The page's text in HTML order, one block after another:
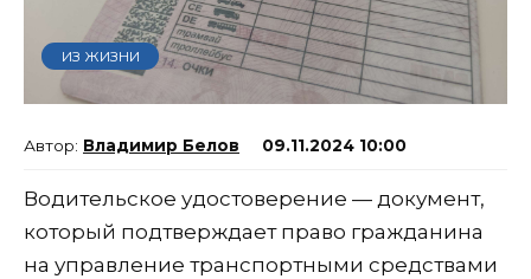
ИЗ ЖИЗНИ
Владимир Белов 09.11.2024 10:00
Водительское удостоверение — документ,
который подтверждает право гражданина
на управление транспортными средствами